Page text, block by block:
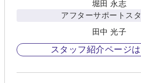
堀田 永志
アフターサポートス
田中 光子
スタッフ紹介ページ